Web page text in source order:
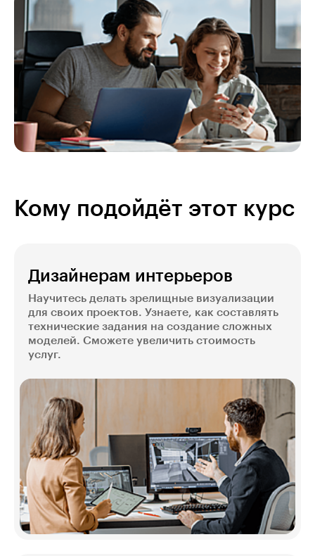
Кому подойдёт этот курс
Дизайнерам интерьеров
Научитесь делать зрелищные визуализации
для своих проектов. Узнаете, как составлять
технические задания на создание сложных
моделей. Сможете увеличить стоимость
услуг.